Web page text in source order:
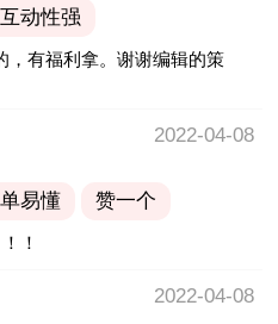
互动性强
，有福利拿。谢谢编辑的策
2022-04-08
易懂 赞一个
！
2022-04-08